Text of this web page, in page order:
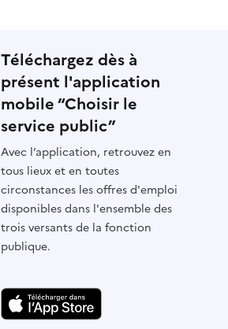
Téléchargez dès à
présent l'application
mobile “Choisir le
service public”
Avec l’application, retrouvez en
tous lieux et en toutes
circonstances les offres d'emploi
disponibles dans l'ensemble des
trois versants de la fonction
publique.